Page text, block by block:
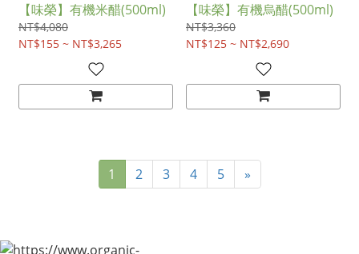
【味榮】有機米醋(500ml)
NT$4,080
NT$155 ~ NT$3,265
【味榮】有機烏醋(500ml)
NT$3,360
NT$125 ~ NT$2,690
1 2 3 4 5 »